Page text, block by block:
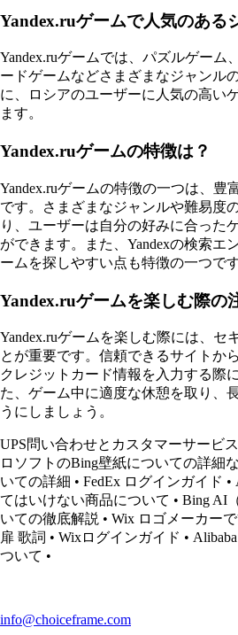
Yandex.ruゲームで人気のある
Yandex.ruゲームでは、パズルゲーム
ードゲームなどさまざまなジャンル
に、ロシアのユーザーに人気の高い
ます。
Yandex.ruゲームの特徴は？
Yandex.ruゲームの特徴の一つは、豊
です。さまざまなジャンルや難易度
り、ユーザーは自分の好みに合った
ができます。また、Yandexの検索エ
ームを探しやすい点も特徴の一つです
Yandex.ruゲームを楽しむ際の
Yandex.ruゲームを楽しむ際には、セ
とが重要です。信頼できるサイトか
クレジットカード情報を入力する際
た、ゲーム中に適度な休憩を取り、
うにしましょう。
UPS問い合わせとカスタマーサービ
ロソフトのBing壁紙についての詳細
いての詳細 • FedEx ログインガイド •
てはいけない商品について • Bing AI
いての徹底解説 • Wix ロゴメーカーで
扉 歌詞 • Wixログインガイド •
ついて •
info@choiceframe.com